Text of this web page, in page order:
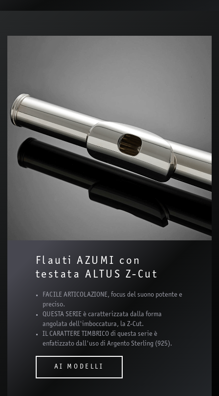
Flauti AZUMI con
testata ALTUS Z-Cut
FACILE ARTICOLAZIONE, focus del suono potente e
preciso.
QUESTA SERIE è caratterizzata dalla forma
angolata dell'imboccatura, la Z-Cut.
IL CARATTERE TIMBRICO di questa serie è
enfatizzato dall'uso di Argento Sterling (925).
AI MODELLI